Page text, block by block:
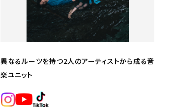
異なるルーツを持つ2人のアーティストから成る音
楽ユニット